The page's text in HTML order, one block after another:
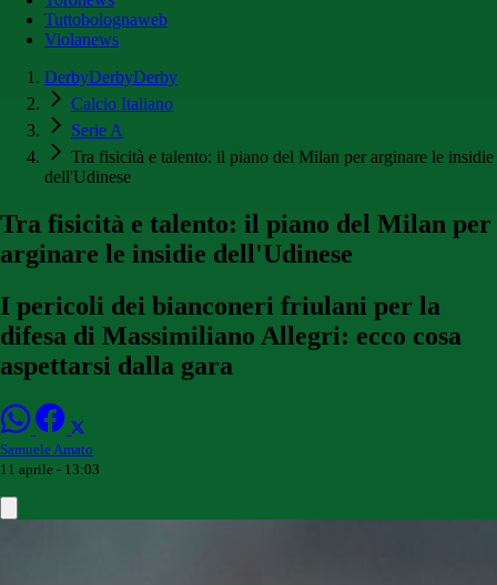
Tuttobolognaweb
Violanews
DerbyDerbyDerby
Calcio Italiano
Serie A
Tra fisicità e talento: il piano del Milan per arginare le insidie
dell'Udinese
Tra fisicità e talento: il piano del Milan per
arginare le insidie dell'Udinese
I pericoli dei bianconeri friulani per la
difesa di Massimiliano Allegri: ecco cosa
aspettarsi dalla gara
Samuele Amato
11 aprile - 13:03